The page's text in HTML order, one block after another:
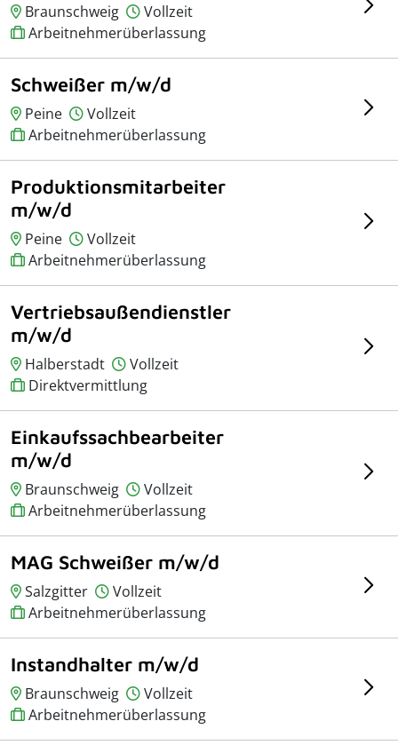
Braunschweig
Vollzeit
Arbeitnehmerüberlassung
Schweißer m/w/d
Peine
Vollzeit
Arbeitnehmerüberlassung
Produktionsmitarbeiter
m/w/d
Peine
Vollzeit
Arbeitnehmerüberlassung
Vertriebsaußendienstler
m/w/d
Halberstadt
Vollzeit
Direktvermittlung
Einkaufssachbearbeiter
m/w/d
Braunschweig
Vollzeit
Arbeitnehmerüberlassung
MAG Schweißer m/w/d
Salzgitter
Vollzeit
Arbeitnehmerüberlassung
Instandhalter m/w/d
Braunschweig
Vollzeit
Arbeitnehmerüberlassung